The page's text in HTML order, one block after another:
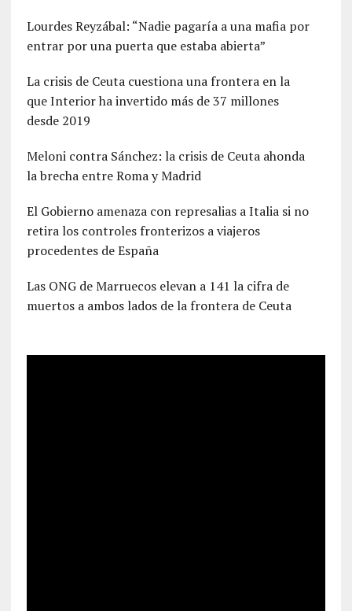
Lourdes Reyzábal: “Nadie pagaría a una mafia por
entrar por una puerta que estaba abierta”
La crisis de Ceuta cuestiona una frontera en la
que Interior ha invertido más de 37 millones
desde 2019
Meloni contra Sánchez: la crisis de Ceuta ahonda
la brecha entre Roma y Madrid
El Gobierno amenaza con represalias a Italia si no
retira los controles fronterizos a viajeros
procedentes de España
Las ONG de Marruecos elevan a 141 la cifra de
muertos a ambos lados de la frontera de Ceuta